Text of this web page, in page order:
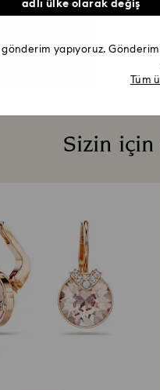
Sizin
adlı ülke olarak değiş
yapıyoruz.
Tüm